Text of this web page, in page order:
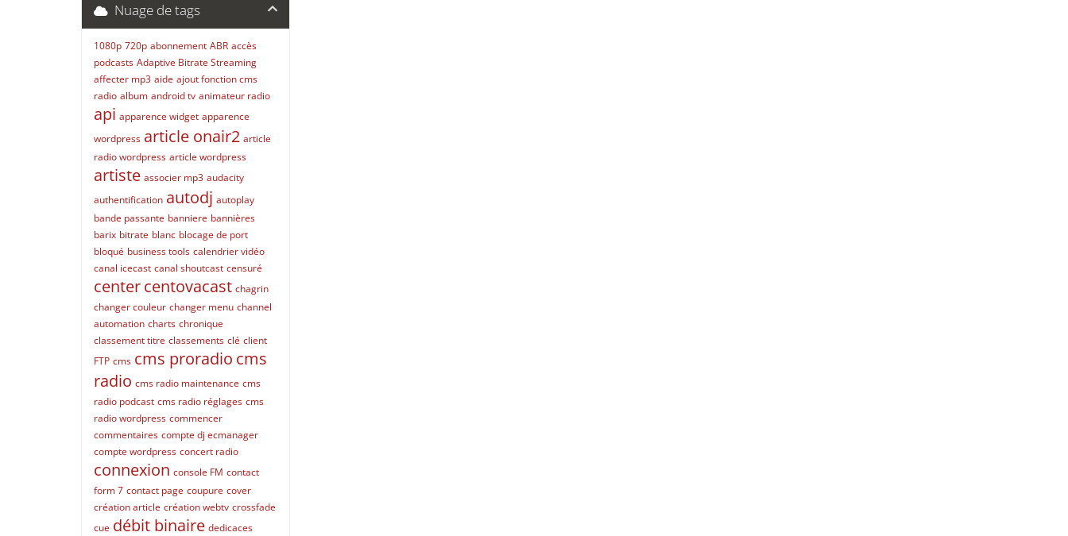
Nuage de tags
1080p 720p abonnement ABR accès
podcasts Adaptive Bitrate Streaming
affecter mp3 aide ajout fonction cms
radio album android tv animateur radio
api apparence widget apparence
wordpress article onair2 article
radio wordpress article wordpress
artiste associer mp3 audacity
authentification autodj autoplay
bande passante banniere bannières
barix bitrate blanc blocage de port
bloqué business tools calendrier vidéo
canal icecast canal shoutcast censuré
centercentovacast chagrin
changer couleur changer menu channel
automation charts chronique
classement titre classements clé client
FTP cms cms proradio cms
radio cms radio maintenance cms
radio podcast cms radio réglages cms
radio wordpress commencer
commentaires compte dj ecmanager
compte wordpress concert radio
connexion console FM contact
form 7 contact page coupure cover
création article création webtv crossfade
cue débit binaire dedicaces